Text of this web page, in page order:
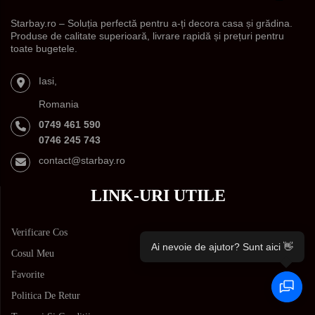
Starbay.ro – Soluția perfectă pentru a-ți decora casa și grădina.
Produse de calitate superioară, livrare rapidă și prețuri pentru
toate bugetele.
Iasi,
Romania
0749 461 590
0746 245 743
contact@starbay.ro
LINK-URI UTILE
Verificare Cos
Cosul Meu
Favorite
Politica De Retur
Ai nevoie de ajutor? Sunt aici 👋